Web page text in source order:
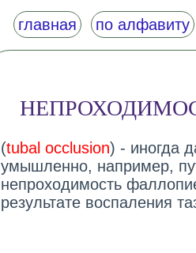
главная по алфавиту
(tubal occlusion) - иногда
умышленно, например,
непроходимость
результате воспаления